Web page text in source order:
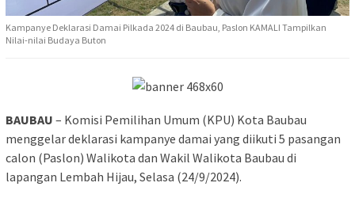
Kampanye Deklarasi Damai Pilkada 2024 di Baubau, Paslon KAMALI Tampilkan
Nilai-nilai Budaya Buton
BAUBAU – Komisi Pemilihan Umum (KPU) Kota Baubau
menggelar deklarasi kampanye damai yang diikuti 5 pasangan
calon (Paslon) Walikota dan Wakil Walikota Baubau di
lapangan Lembah Hijau, Selasa (24/9/2024).